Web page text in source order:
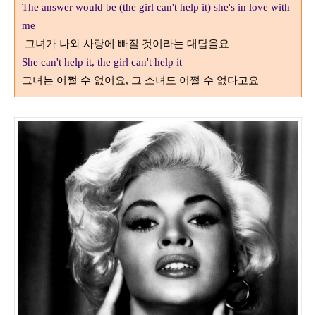
The answer would be (the girl can't help it) she's in love with
me
그녀가 나와 사랑에 빠질 것이라는 대답을요
She can't help it, the girl can't help it
그녀는 어쩔 수 없어요, 그 소녀도 어쩔 수 없다고요